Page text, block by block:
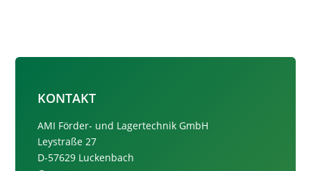
KONTAKT
AMI Förder- und Lagertechnik GmbH
Leystraße 27
D-57629 Luckenbach